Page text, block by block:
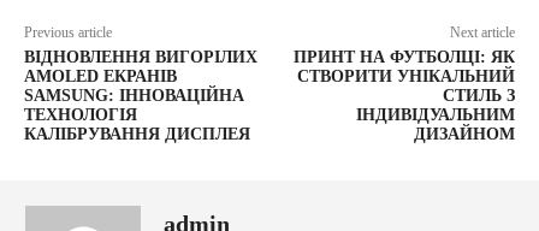
Previous article
ВІДНОВЛЕННЯ ВИГОРІЛИХ
AMOLED ЕКРАНІВ
SAMSUNG: ІННОВАЦІЙНА
ТЕХНОЛОГІЯ
КАЛІБРУВАННЯ ДИСПЛЕЯ
Next article
ПРИНТ НА ФУТБОЛЦІ: ЯК
СТВОРИТИ УНІКАЛЬНИЙ
СТИЛЬ З
ІНДИВІДУАЛЬНИМ
ДИЗАЙНОМ
admin